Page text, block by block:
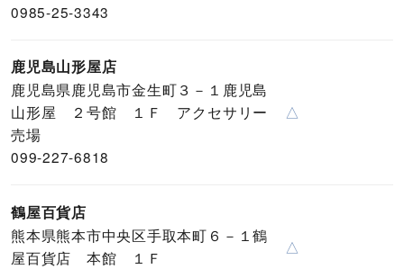
0985-25-3343
鹿児島山形屋店
鹿児島県鹿児島市金生町３－１鹿児島
山形屋 ２号館 １Ｆ アクセサリー
売場
099-227-6818
△
鶴屋百貨店
熊本県熊本市中央区手取本町６－１鶴
屋百貨店 本館 １Ｆ
△